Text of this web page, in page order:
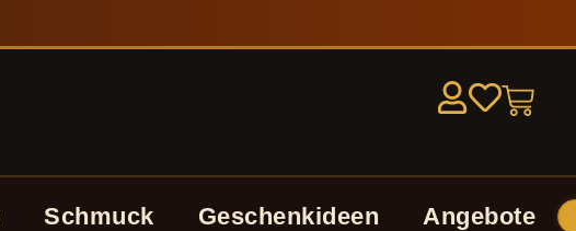
Schmuck Geschenkideen Angebote